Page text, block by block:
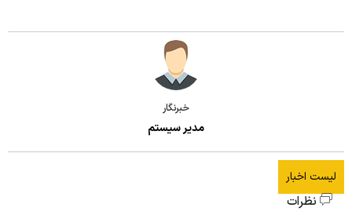
سیاست های حمایتی پژوهشی
برنامه هفتگی
خبرنگار
مدیر سیستم
لیست اخبار
نظرات